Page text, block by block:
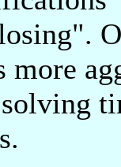
more